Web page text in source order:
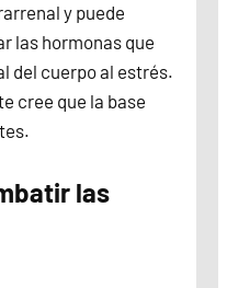
y puede
las hormonas que
del cuerpo al estrés.
cree que la base
las